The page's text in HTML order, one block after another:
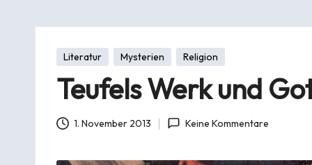
a
g
m
Posted
Literatur Mysterien Religion
Teufels Werk und
1. November 2013 Keine Kommentare